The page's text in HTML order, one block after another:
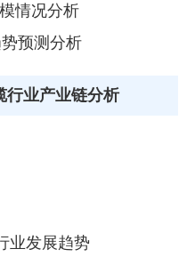
情况分析
预测分析
业产业链分析
业发展趋势